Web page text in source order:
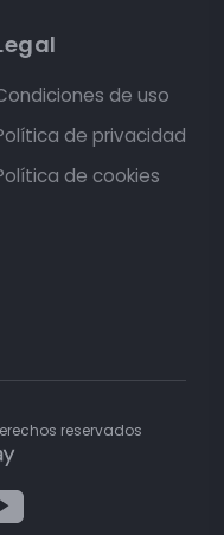
de uso
de privacidad
de cookies
reservados